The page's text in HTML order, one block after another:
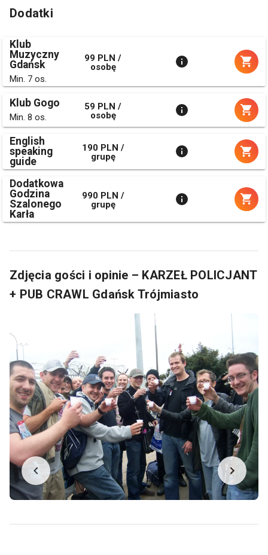
Dodatki
Klub
Muzyczny
Gdańsk
Min. 7 os.
99 PLN /
osobę
Klub Gogo
Min. 8 os.
59 PLN /
osobę
English
speaking
guide
190 PLN /
grupę
Dodatkowa
Godzina
Szalonego
Karła
990 PLN /
grupę
Zdjęcia gości i opinie – KARZEŁ POLICJANT
+ PUB CRAWL Gdańsk Trójmiasto